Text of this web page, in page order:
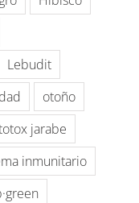
Lebudit
otoño
jarabe
inmunitario